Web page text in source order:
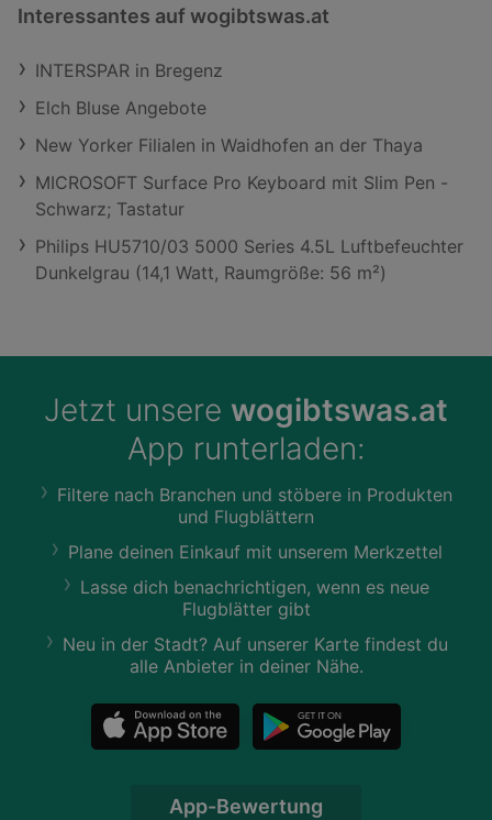
Interessantes auf wogibtswas.at
INTERSPAR in Bregenz
Elch Bluse Angebote
New Yorker Filialen in Waidhofen an der Thaya
MICROSOFT Surface Pro Keyboard mit Slim Pen -
Schwarz; Tastatur
Philips HU5710/03 5000 Series 4.5L Luftbefeuchter
Dunkelgrau (14,1 Watt, Raumgröße: 56 m²)
Jetzt unsere wogibtswas.at
App runterladen:
Filtere nach Branchen und stöbere in Produkten
und Flugblättern
Plane deinen Einkauf mit unserem Merkzettel
Lasse dich benachrichtigen, wenn es neue
Flugblätter gibt
Neu in der Stadt? Auf unserer Karte findest du
alle Anbieter in deiner Nähe.
App-Bewertung